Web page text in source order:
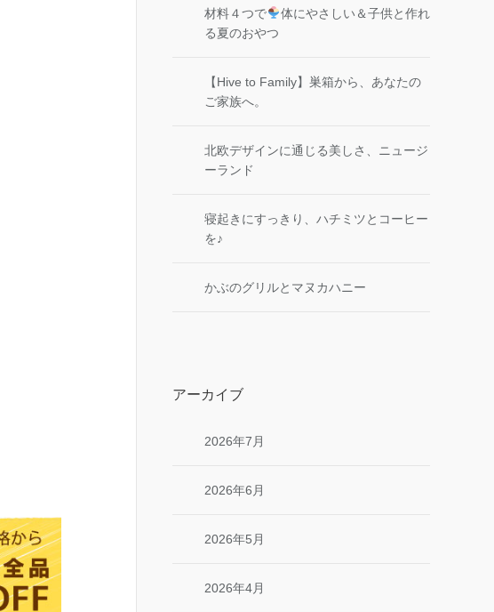
材料４つで
体にやさしい＆子供と作れ
る夏のおやつ
【Hive to Family】巣箱から、あなたの
ご家族へ。
北欧デザインに通じる美しさ、ニュージ
ーランド
寝起きにすっきり、ハチミツとコーヒー
を♪
かぶのグリルとマヌカハニー
アーカイブ
2026年7月
2026年6月
2026年5月
2026年4月